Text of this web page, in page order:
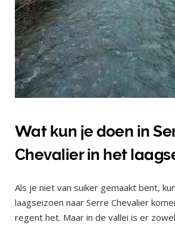
Wat kun je doen in
Chevalier in het
Als je niet van suiker gemaakt bent,
laagseizoen naar Serre Chevalier
regent het. Maar in de vallei is er